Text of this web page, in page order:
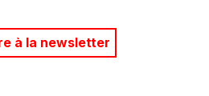
à la newsletter